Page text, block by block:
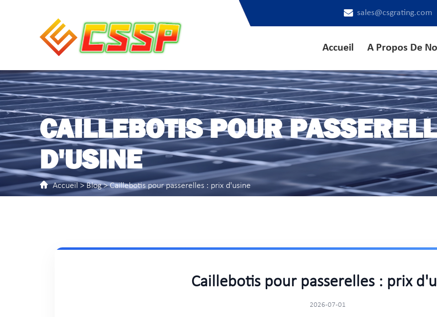
sales@csgrating.com
Accueil A Propos De
CAILLEBOTIS POUR
D'USINE
Accueil >Blog> Caillebotis pour passerelles : prix d'usine
Caillebotis pour passerelles : prix
2026-07-01